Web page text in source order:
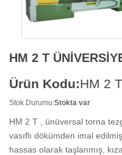
HM 2 T
Ürün Kodu:HM 2 T
Stok Durumu:Stokta var
HM 2 T , ünüversal torna
vasıflı dökümden imal
hassas olarak taşlanmış,